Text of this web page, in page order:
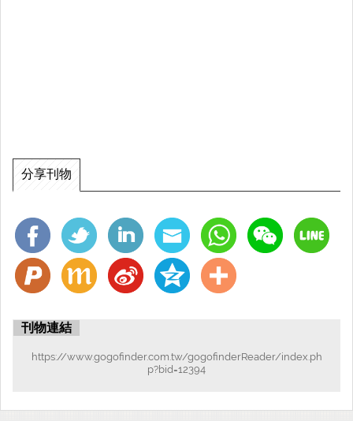
組員分別負責資料查詢、內容撰寫、排版設計與整理
製作一本內容完整、版面清楚的電子書
分享刊物
刊物連結
https://www.gogofinder.com.tw/gogofinderReader/index.ph
p?bid=12394